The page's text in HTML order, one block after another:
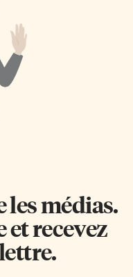
les médias.
et recevez